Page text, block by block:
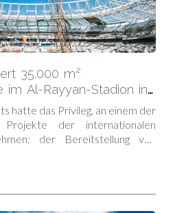
35.000 m²
im Al-Rayyan-Stadion in
hatte das Privileg, an einem der
Projekte der internationalen
der Bereitstellung von